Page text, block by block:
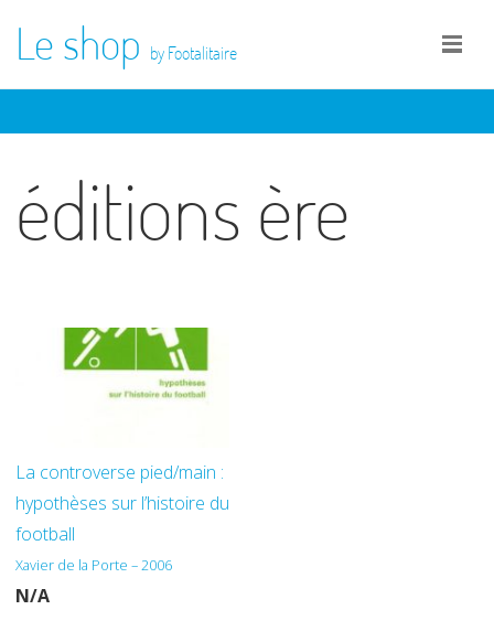
Le shop by Footalitaire
éditions ère
La controverse pied/main :
hypothèses sur l’histoire du
football
Xavier de la Porte – 2006
N/A